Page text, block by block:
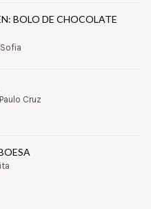
BOLO DE CHOCOLATE
Cruz